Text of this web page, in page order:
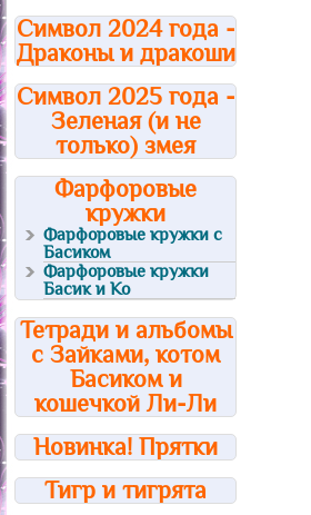
Символ 2024 года -
Драконы и дракоши
Символ 2025 года -
Зеленая (и не
только) змея
Фарфоровые
кружки
Фарфоровые кружки с
Басиком
Фарфоровые кружки
Басик и Ко
Тетради и альбомы
с Зайками, котом
Басиком и
кошечкой Ли-Ли
Новинка! Прятки
Тигр и тигрята